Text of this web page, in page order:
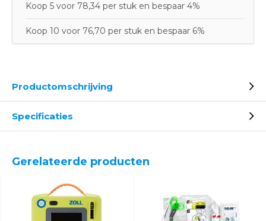
Koop 5 voor 78,34 per stuk en bespaar 4%
Koop 10 voor 76,70 per stuk en bespaar 6%
Productomschrijving
Specificaties
Gerelateerde producten